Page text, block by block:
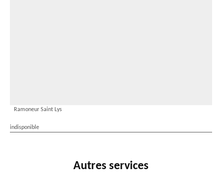
Ramoneur Saint Lys
indisponible
Autres services